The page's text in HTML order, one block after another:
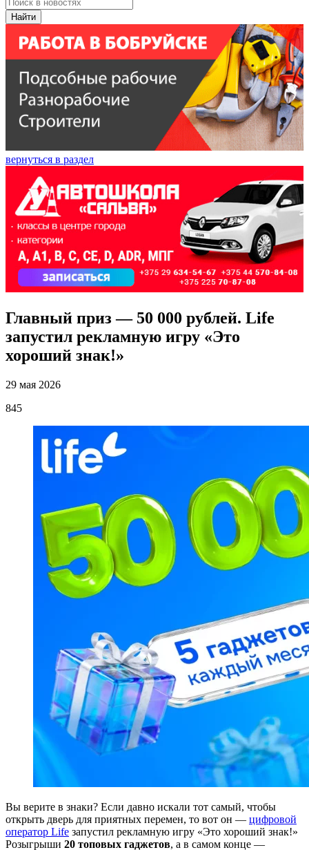
Найти
вернуться в раздел
Главный приз — 50 000 рублей. Life
запустил рекламную игру «Это
хороший знак!»
29 мая 2026
845
Вы верите в знаки? Если давно искали тот самый, чтобы
открыть дверь для приятных перемен, то вот он — цифровой
оператор Life запустил рекламную игру «Это хороший знак!»
Розыгрыши 20 топовых гаджетов, а в самом конце —